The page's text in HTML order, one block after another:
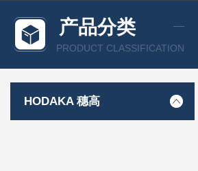
产品分类
PRODUCT CLASSIFICATION
HODAKA 穗高